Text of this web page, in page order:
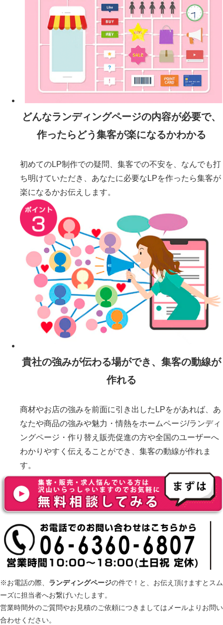
どんなランディングページの内容が必要で、
作ったらどう集客が楽になるかわかる
初めてのLP制作での疑問、集客での不安を、なんでも打
ち明けていただき、あなたに必要なLPを作ったら集客が
楽になるかお伝えします。
貴社の強みが伝わる場ができ、集客の動線が
作れる
商材やお店の強みを前面に引き出したLPをがあれば、あ
なたや商品の強みや魅力・情熱をホームページ/ランディ
ングページ・作り替え販売促進の方や全国のユーザーへ
わかりやすく伝えることができ、集客の動線が作れま
す。
※お電話の際、 ランディングページの件で！と、お伝え頂けますとスム
ーズに担当者へお繋げいたします。
営業時間外のご質問やお見積のご依頼につきましてはメールよりお問い
合わせください。